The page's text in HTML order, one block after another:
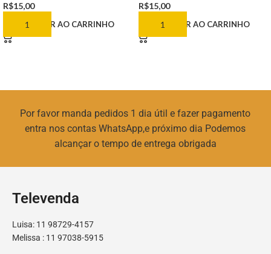
R$15,00
ADICIONAR AO CARRINHO
R$15,00
ADICIONAR AO CARRINHO
Por favor manda pedidos 1 dia útil e fazer pagamento
entra nos contas WhatsApp,e próximo dia Podemos
alcançar o tempo de entrega obrigada
Televenda
Luisa: 11 98729-4157
Melissa : 11 97038-5915